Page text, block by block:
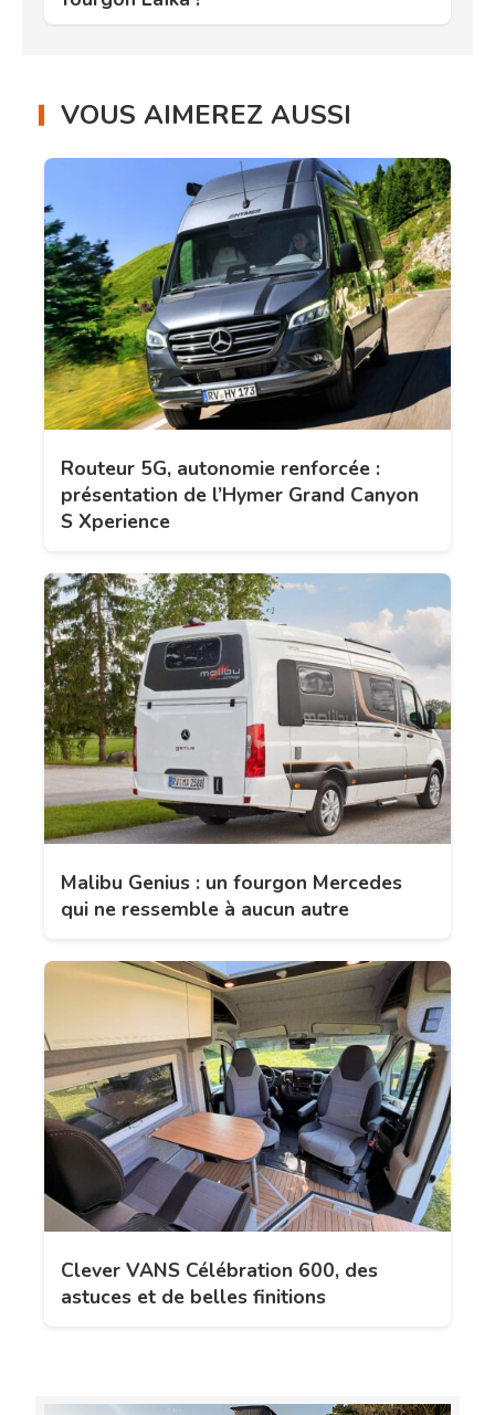
VOUS AIMEREZ AUSSI
Routeur 5G, autonomie renforcée :
présentation de l’Hymer Grand Canyon
S Xperience
Malibu Genius : un fourgon Mercedes
qui ne ressemble à aucun autre
Clever VANS Célébration 600, des
astuces et de belles finitions